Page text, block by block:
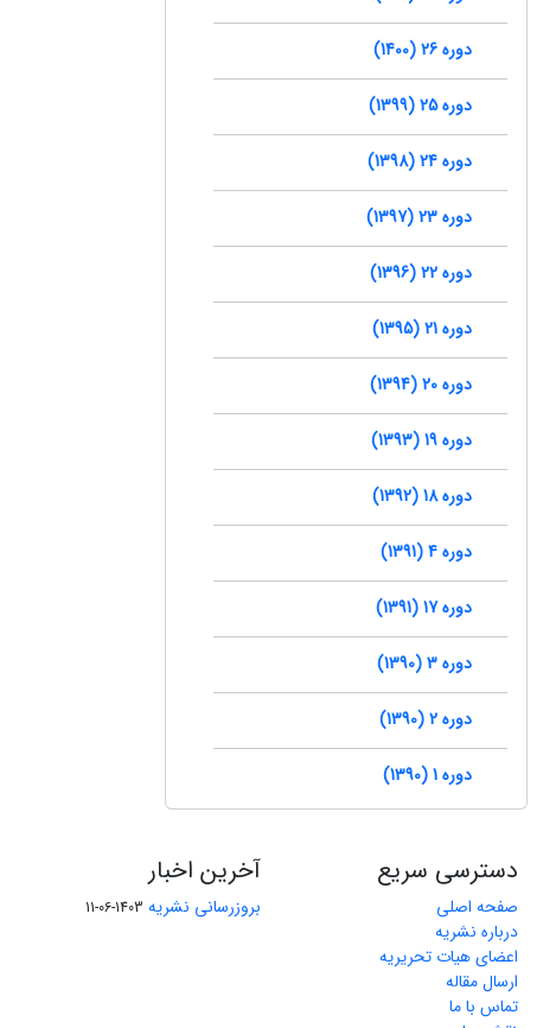
دوره 26 (1400)
دوره 25 (1399)
دوره 24 (1398)
دوره 23 (1397)
دوره 22 (1396)
دوره 21 (1395)
دوره 20 (1394)
دوره 19 (1393)
دوره 18 (1392)
دوره 4 (1391)
دوره 17 (1391)
دوره 3 (1390)
دوره 2 (1390)
دوره 1 (1390)
دسترسی سریع
صفحه اصلی
درباره نشریه
اعضای هیات تحریریه
ارسال مقاله
تماس با ما
آخرین اخبار
بروزرسانی نشریه 1403-06-11